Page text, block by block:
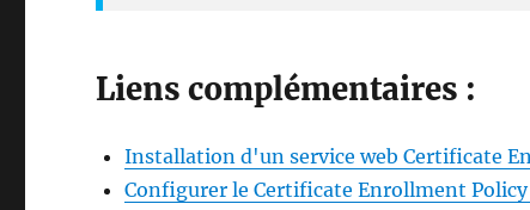
Liens complémentaires :
Installation d'un service web Certificate
Configurer le Certificate Enrollment